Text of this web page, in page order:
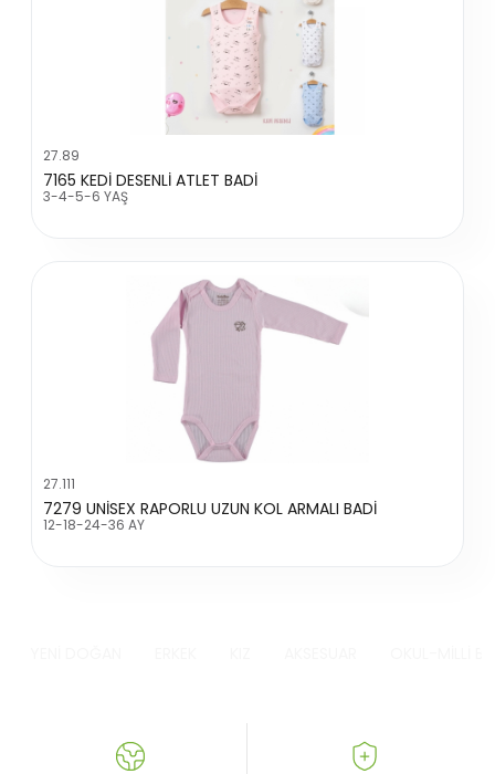
27.89
7165 KEDİ DESENLİ ATLET BADİ
3-4-5-6 YAŞ
27.111
7279 UNİSEX RAPORLU UZUN KOL ARMALI BADİ
12-18-24-36 AY